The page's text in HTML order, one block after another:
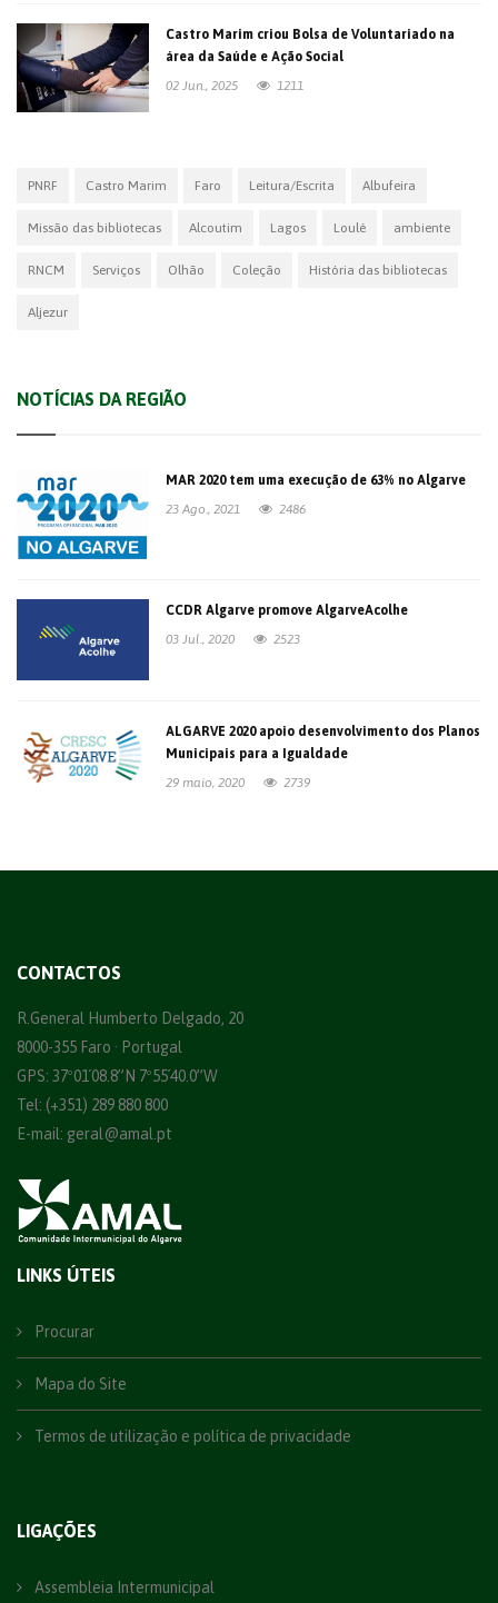
Castro Marim criou Bolsa de Voluntariado na
área da Saúde e Ação Social
02 Jun., 2025
1211
PNRF Castro Marim Faro Leitura/Escrita Albufeira
Missão das bibliotecas Alcoutim Lagos Loulé ambiente
RNCM Serviços Olhão Coleção História das bibliotecas
Aljezur
NOTÍCIAS DA REGIÃO
MAR 2020 tem uma execução de 63% no Algarve
23 Ago., 2021
2486
CCDR Algarve promove AlgarveAcolhe
03 Jul., 2020
2523
ALGARVE 2020 apoio desenvolvimento dos Planos
Municipais para a Igualdade
29 maio, 2020
2739
CONTACTOS
R.General Humberto Delgado, 20
8000-355 Faro · Portugal
GPS: 37º01´08.8”N 7º55´40.0”W
Tel: (+351) 289 880 800
E-mail: geral@amal.pt
LINKS ÚTEIS
Procurar
Mapa do Site
Termos de utilização e política de privacidade
LIGAÇÕES
Assembleia Intermunicipal